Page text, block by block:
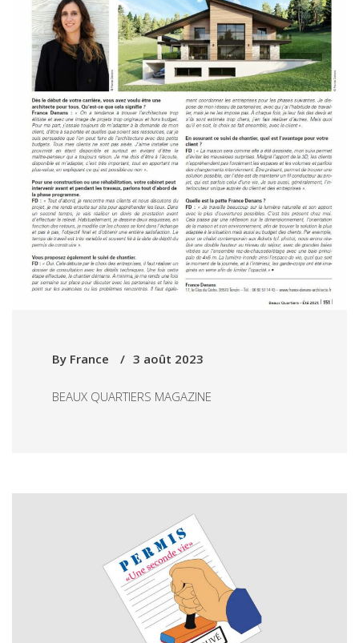
By France 3 août 2023
BEAUX QUARTIERS MAGAZINE